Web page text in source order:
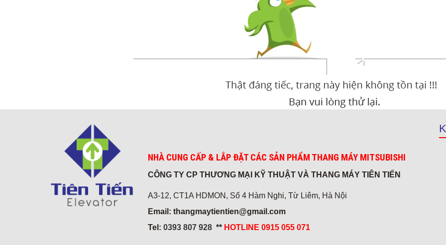
NHÀ CUNG CẤP & LẮP ĐẶT CÁC SẢN PHẨM THANG MÁY MITSUBISHI
CÔNG TY CP THƯƠNG MẠI KỸ THUẬT VÀ THANG MÁY TIÊN TIẾN
A3-12, CT1A HDMON, Số 4 Hàm Nghi, Từ Liêm, Hà Nội
Email: thangmaytientien@gmail.com
Tel: 0393 807 928 ** HOTLINE 0915 055 071